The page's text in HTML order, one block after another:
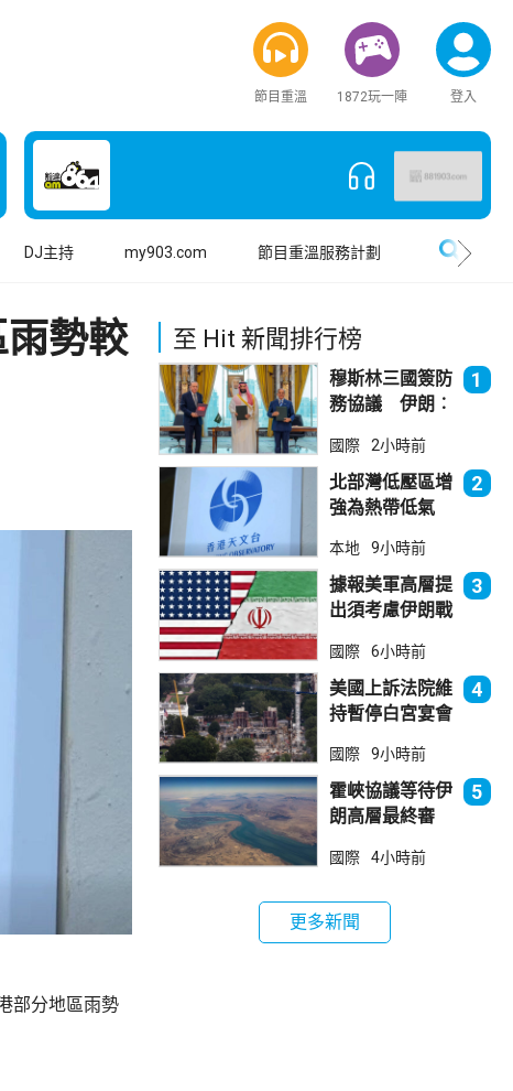
節目重溫 1872玩一陣 登入
DJ主持 my903.com 節目重溫服務計劃
勢較
部分地區雨勢
至 Hit 新聞排行榜
穆斯林三國簽防
務協議 伊朗︰
安全
1
國際 2小時前
北部灣低壓區增
強為熱帶低氣
本港直接威脅不
大
2
本地 9小時前
據報美軍高層提
出須考慮伊朗戰
3
國際 6小時前
美國上訴法院維
持暫停白宮宴會
4
國際 9小時前
霍峽協議等待伊
朗高層最終審
航道後解除封鎖
5
國際 4小時前
更多新聞